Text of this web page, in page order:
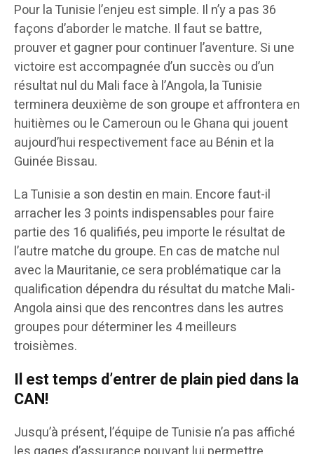
Pour la Tunisie l’enjeu est simple. Il n’y a pas 36
façons d’aborder le matche. Il faut se battre,
prouver et gagner pour continuer l’aventure. Si une
victoire est accompagnée d’un succès ou d’un
résultat nul du Mali face à l’Angola, la Tunisie
terminera deuxième de son groupe et affrontera en
huitièmes ou le Cameroun ou le Ghana qui jouent
aujourd’hui respectivement face au Bénin et la
Guinée Bissau.
La Tunisie a son destin en main. Encore faut-il
arracher les 3 points indispensables pour faire
partie des 16 qualifiés, peu importe le résultat de
l’autre matche du groupe. En cas de matche nul
avec la Mauritanie, ce sera problématique car la
qualification dépendra du résultat du matche Mali-
Angola ainsi que des rencontres dans les autres
groupes pour déterminer les 4 meilleurs
troisièmes.
Il est temps d’entrer de plain pied dans la
CAN!
Jusqu’à présent, l’équipe de Tunisie n’a pas affiché